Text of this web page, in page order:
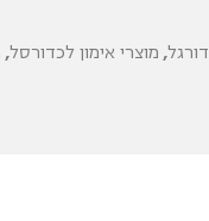
,מוצרי אימון לכדורסל,